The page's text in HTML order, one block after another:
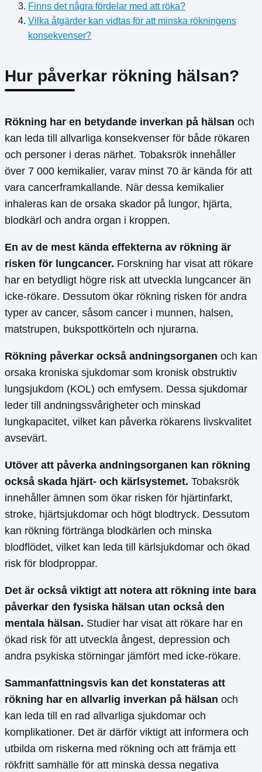
Finns det några fördelar med att röka?
Vilka åtgärder kan vidtas för att minska rökningens
konsekvenser?
Hur påverkar rökning hälsan?
Rökning har en betydande inverkan på hälsan och
kan leda till allvarliga konsekvenser för både rökaren
och personer i deras närhet. Tobaksrök innehåller
över 7 000 kemikalier, varav minst 70 är kända för att
vara cancerframkallande. När dessa kemikalier
inhaleras kan de orsaka skador på lungor, hjärta,
blodkärl och andra organ i kroppen.
En av de mest kända effekterna av rökning är
risken för lungcancer. Forskning har visat att rökare
har en betydligt högre risk att utveckla lungcancer än
icke-rökare. Dessutom ökar rökning risken för andra
typer av cancer, såsom cancer i munnen, halsen,
matstrupen, bukspottkörteln och njurarna.
Rökning påverkar också andningsorganen och kan
orsaka kroniska sjukdomar som kronisk obstruktiv
lungsjukdom (KOL) och emfysem. Dessa sjukdomar
leder till andningssvårigheter och minskad
lungkapacitet, vilket kan påverka rökarens livskvalitet
avsevärt.
Utöver att påverka andningsorganen kan rökning
också skada hjärt- och kärlsystemet. Tobaksrök
innehåller ämnen som ökar risken för hjärtinfarkt,
stroke, hjärtsjukdomar och högt blodtryck. Dessutom
kan rökning förtränga blodkärlen och minska
blodflödet, vilket kan leda till kärlsjukdomar och ökad
risk för blodproppar.
Det är också viktigt att notera att rökning inte bara
påverkar den fysiska hälsan utan också den
mentala hälsan. Studier har visat att rökare har en
ökad risk för att utveckla ångest, depression och
andra psykiska störningar jämfört med icke-rökare.
Sammanfattningsvis kan det konstateras att
rökning har en allvarlig inverkan på hälsan och
kan leda till en rad allvarliga sjukdomar och
komplikationer. Det är därför viktigt att informera och
utbilda om riskerna med rökning och att främja ett
rökfritt samhälle för att minska dessa negativa